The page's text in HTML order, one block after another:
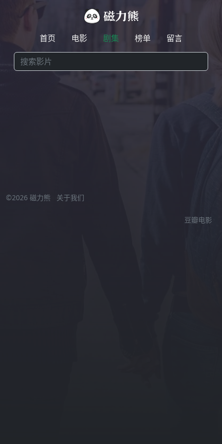
首页 电影 剧集 榜单 留言
©2026 磁力熊 关于我们
豆瓣电影